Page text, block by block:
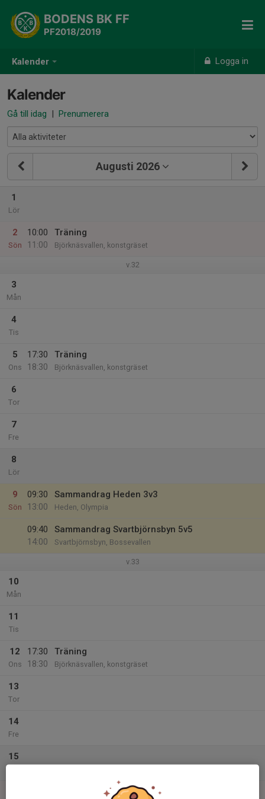
Kalender Logga in
BODENS BK FF
PF2018/2019
Kalender
Gå till idag | Prenumerera
Augusti 2026
1
Lör
2
Sön
10:00
11:00
Träning
Björknäsvallen, konstgräset
v.32
3
Mån
4
Tis
5
Ons
17:30
18:30
Träning
Björknäsvallen, konstgräset
6
Tor
7
Fre
8
Lör
9
Sön
09:30
13:00
Sammandrag Heden 3v3
Heden, Olympia
09:40
14:00
Sammandrag Svartbjörnsbyn 5v5
Svartbjörnsbyn, Bossevallen
v.33
10
Mån
11
Tis
12
Ons
17:30
18:30
Träning
Björknäsvallen, konstgräset
13
Tor
14
Fre
15